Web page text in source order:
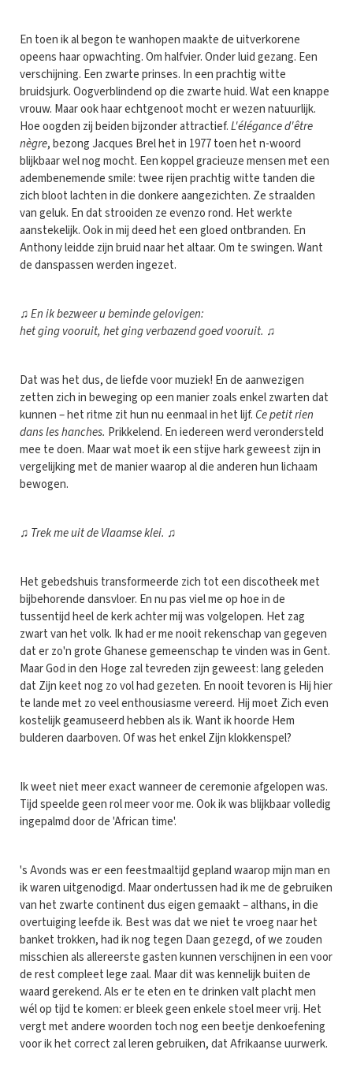
En toen ik al begon te wanhopen maakte de uitverkorene
opeens haar opwachting. Om halfvier. Onder luid gezang. Een
verschijning. Een zwarte prinses. In een prachtig witte
bruidsjurk. Oogverblindend op die zwarte huid. Wat een knappe
vrouw. Maar ook haar echtgenoot mocht er wezen natuurlijk.
Hoe oogden zij beiden bijzonder attractief.L'élégance d'être
nègre, bezong Jacques Brel het in 1977 toen het n-woord
blijkbaar wel nog mocht. Een koppel gracieuze mensen met een
adembenemende smile: twee rijen prachtig witte tanden die
zich bloot lachten in die donkere aangezichten. Ze straalden
van geluk. En dat strooiden ze evenzo rond. Het werkte
aanstekelijk. Ook in mij deed het een gloed ontbranden. En
Anthony leidde zijn bruid naar het altaar. Om te swingen. Want
de danspassen werden ingezet.
♫En ik bezweer u beminde gelovigen:
het ging vooruit, het ging verbazend goed vooruit. ♫
Dat was het dus, de liefde voor muziek! En de aanwezigen
zetten zich in beweging op een manier zoals enkel zwarten dat
kunnen – het ritme zit hun nu eenmaal in het lijf. Ce petit rien
dans les hanches. Prikkelend. En iedereen werd verondersteld
mee te doen. Maar wat moet ik een stijve hark geweest zijn in
vergelijking met de manier waarop al die anderen hun lichaam
bewogen.
♫ Trek me uit de Vlaamse klei. ♫
Het gebedshuis transformeerde zich tot een discotheek met
bijbehorende dansvloer. En nu pas viel me op hoe in de
tussentijd heel de kerk achter mij was volgelopen. Het zag
zwart van het volk. Ik had er me nooit rekenschap van gegeven
dat er zo'n grote Ghanese gemeenschap te vinden was in Gent.
Maar God in den Hoge zal tevreden zijn geweest: lang geleden
dat Zijn keet nog zo vol had gezeten. En nooit tevoren is Hij hier
te lande met zo veel enthousiasme vereerd. Hij moet Zich even
kostelijk geamuseerd hebben als ik. Want ik hoorde Hem
bulderen daarboven. Of was het enkel Zijn klokkenspel?
Ik weet niet meer exact wanneer de ceremonie afgelopen was.
Tijd speelde geen rol meer voor me. Ook ik was blijkbaar volledig
ingepalmd door de 'African time'.
's Avonds was er een feestmaaltijd gepland waarop mijn man en
ik waren uitgenodigd. Maar ondertussen had ik me de gebruiken
van het zwarte continent dus eigen gemaakt – althans, in die
overtuiging leefde ik. Best was dat we niet te vroeg naar het
banket trokken, had ik nog tegen Daan gezegd, of we zouden
misschien als allereerste gasten kunnen verschijnen in een voor
de rest compleet lege zaal. Maar dit was kennelijk buiten de
waard gerekend. Als er te eten en te drinken valt placht men
wél op tijd te komen: er bleek geen enkele stoel meer vrij. Het
vergt met andere woorden toch nog een beetje denkoefening
voor ik het correct zal leren gebruiken, dat Afrikaanse uurwerk.